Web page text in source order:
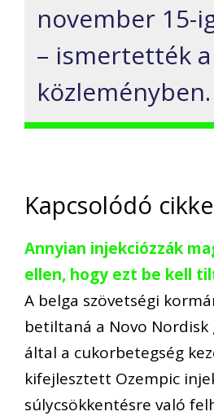
november 15-
– ismertették a
közleményben.
Kapcsolódó
Annyian injekciózzák
ellen, hogy ezt be kell
A belga szövetségi
betiltaná a Novo Nordisk
által a cukorbetegség
kifejlesztett Ozempic
súlycsökkentésre való